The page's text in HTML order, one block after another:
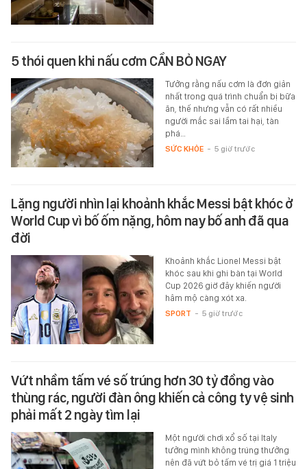
5 thói quen khi nấu cơm CẦN BỎ NGAY
Tưởng rằng nấu cơm là đơn giản
nhất trong quá trình chuẩn bị bữa
ăn, thế nhưng vẫn có rất nhiều
người mắc sai lầm tai hại, tàn
phá…
SỨC KHỎE - 5 giờ trước
Lặng người nhìn lại khoảnh khắc Messi bật khóc ở
World Cup vì bố ốm nặng, hôm nay bố anh đã qua
đời
Khoảnh khắc Lionel Messi bật
khóc sau khi ghi bàn tại World
Cup 2026 giờ đây khiến người
hâm mộ càng xót xa.
SPORT - 5 giờ trước
Vứt nhầm tấm vé số trúng hơn 30 tỷ đồng vào
thùng rác, người đàn ông khiến cả công ty vệ sinh
phải mất 2 ngày tìm lại
Một người chơi xổ số tại Italy
tưởng mình không trúng thưởng
nên đã vứt bỏ tấm vé trị giá 1 triệu